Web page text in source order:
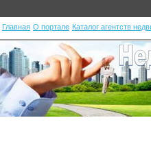
Главная О портале Каталог агентств